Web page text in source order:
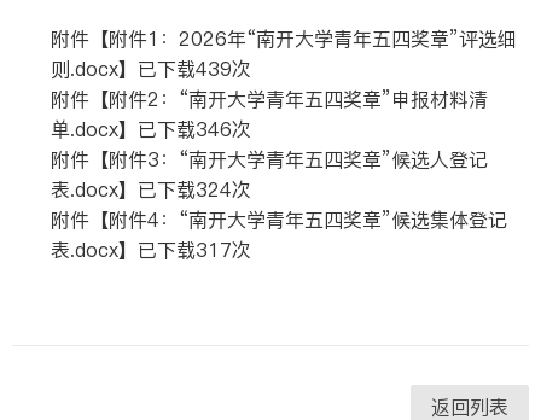
附件【附件1：2026年“南开大学青年五四奖章”评选细
则.docx】已下载439次
附件【附件2：“南开大学青年五四奖章”申报材料清
单.docx】已下载346次
附件【附件3：“南开大学青年五四奖章”候选人登记
表.docx】已下载324次
附件【附件4：“南开大学青年五四奖章”候选集体登记
表.docx】已下载317次
返回列表